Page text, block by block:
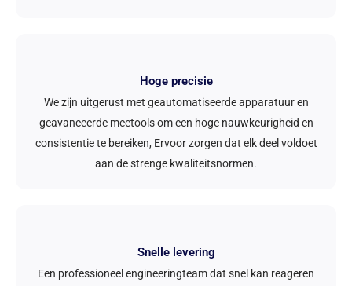
Hoge precisie
We zijn uitgerust met geautomatiseerde apparatuur en
geavanceerde meetools om een ​​hoge nauwkeurigheid en
consistentie te bereiken, Ervoor zorgen dat elk deel voldoet
aan de strenge kwaliteitsnormen.
Snelle levering
Een professioneel engineeringteam dat snel kan reageren